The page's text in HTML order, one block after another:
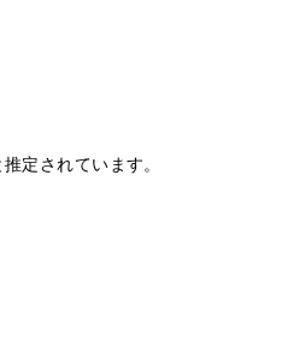
定されています。